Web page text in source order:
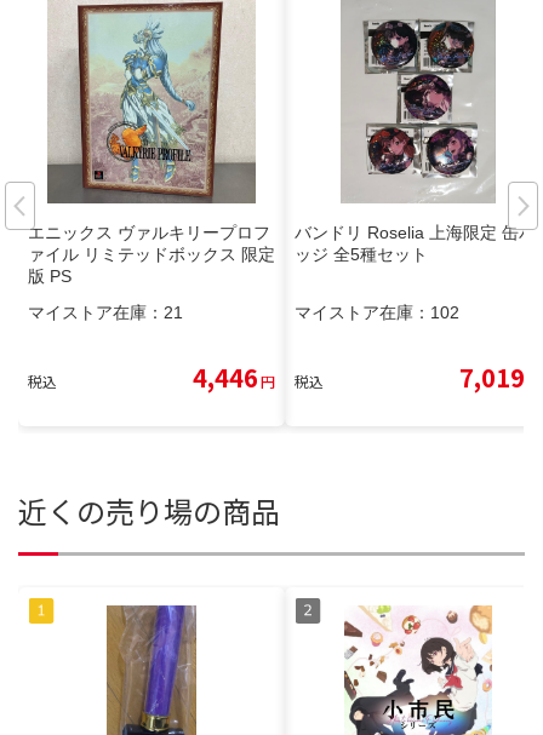
エニックス ヴァルキリープロフ
ァイル リミテッドボックス 限定
版 PS
マイストア在庫： 21
税込 4,446円
バンドリ Roselia 上海限定 缶バ
ッジ 全5種セット
マイストア在庫： 102
税込 7,019
近くの売り場の商品